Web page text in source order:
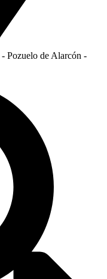
Pozuelo de Alarcón -